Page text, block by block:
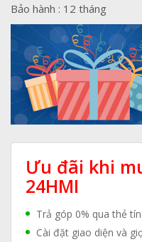
Bảo hành : 12 tháng
Ưu đãi khi
24HMI
Trả góp 0% qua thẻ
Cài đặt giao diện và